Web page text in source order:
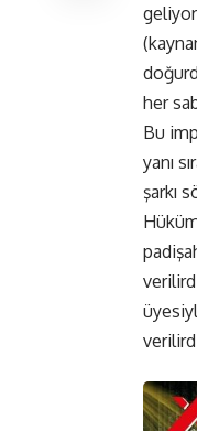
her
Bu
yanı
şarkı